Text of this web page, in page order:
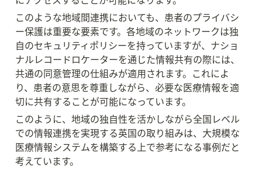
このような地域間連携においても、患者のプライバシ
ー保護は重要な要素です。各地域のネットワークは独
自のセキュリティポリシーを持っていますが、ナショ
ナルレコードロケーターを通じた情報共有の際には、
共通の同意管理の仕組みが適用されます。これによ
り、患者の意思を尊重しながら、必要な医療情報を適
切に共有することが可能になっています。
このように、地域の独自性を活かしながら全国レベル
での情報連携を実現する英国の取り組みは、大規模な
医療情報システムを構築する上で参考になる事例だと
考えています。